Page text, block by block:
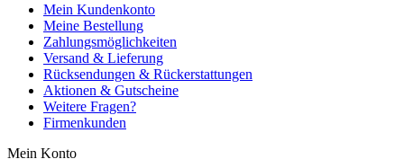
Mein Kundenkonto
Meine Bestellung
Zahlungsmöglichkeiten
Versand & Lieferung
Rücksendungen & Rückerstattungen
Aktionen & Gutscheine
Weitere Fragen?
Firmenkunden
Mein Konto